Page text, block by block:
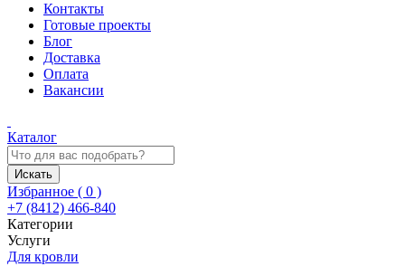
Контакты
Готовые проекты
Блог
Доставка
Оплата
Вакансии
Каталог
Искать
Избранное ( 0 )
+7 (8412) 466-840
Категории
Услуги
Для кровли